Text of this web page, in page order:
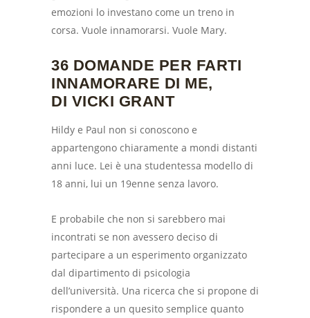
emozioni lo investano come un treno in
corsa. Vuole innamorarsi. Vuole Mary.
36 DOMANDE PER FARTI
INNAMORARE DI ME,
DI VICKI GRANT
Hildy e Paul non si conoscono e
appartengono chiaramente a mondi distanti
anni luce. Lei è una studentessa modello di
18 anni, lui un 19enne senza lavoro.
E probabile che non si sarebbero mai
incontrati se non avessero deciso di
partecipare a un esperimento organizzato
dal dipartimento di psicologia
dell’università. Una ricerca che si propone di
rispondere a un quesito semplice quanto